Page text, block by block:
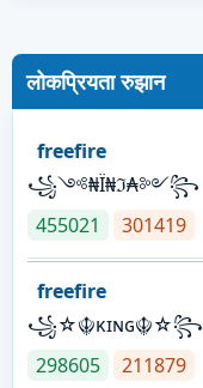
लोकप्रियता रुझान
freefire
꧁༺₦Ї₦ℑ₳༻꧂
455021
301419
freefire
꧁☆☬κɪɴɢ☬☆꧂
298605
211879